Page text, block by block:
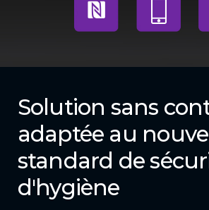
Solution sans
adaptée au
standard de
d'hygiène